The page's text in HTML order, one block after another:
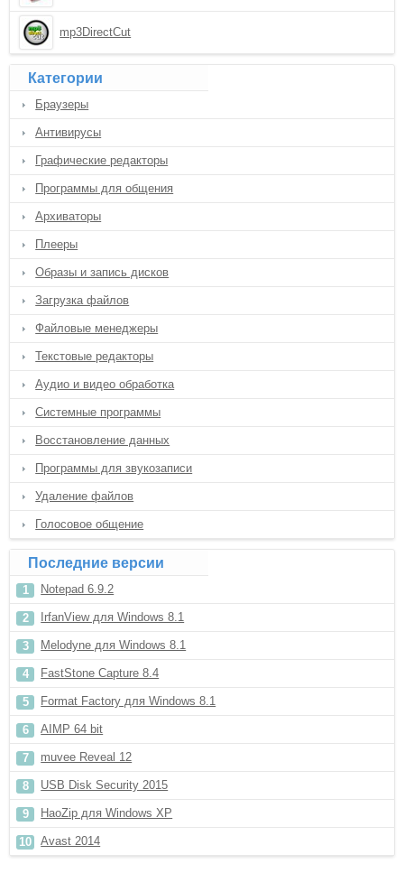
mp3DirectCut
Категории
Браузеры
Антивирусы
Графические редакторы
Программы для общения
Архиваторы
Плееры
Образы и запись дисков
Загрузка файлов
Файловые менеджеры
Текстовые редакторы
Аудио и видео обработка
Системные программы
Восстановление данных
Программы для звукозаписи
Удаление файлов
Голосовое общение
Последние версии
Notepad 6.9.2
IrfanView для Windows 8.1
Melodyne для Windows 8.1
FastStone Capture 8.4
Format Factory для Windows 8.1
AIMP 64 bit
muvee Reveal 12
USB Disk Security 2015
HaoZip для Windows XP
Avast 2014